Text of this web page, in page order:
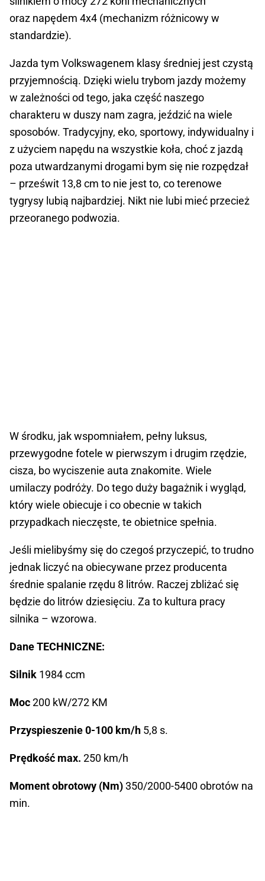
oraz napędem 4x4 (mechanizm różnicowy w
standardzie).
Jazda tym Volkswagenem klasy średniej jest czystą
przyjemnością. Dzięki wielu trybom jazdy możemy
w zależności od tego, jaka część naszego
charakteru w duszy nam zagra, jeździć na wiele
sposobów. Tradycyjny, eko, sportowy, indywidualny i
z użyciem napędu na wszystkie koła, choć z jazdą
poza utwardzanymi drogami bym się nie rozpędzał
– prześwit 13,8 cm to nie jest to, co terenowe
tygrysy lubią najbardziej. Nikt nie lubi mieć przecież
przeoranego podwozia.
W środku, jak wspomniałem, pełny luksus,
przewygodne fotele w pierwszym i drugim rzędzie,
cisza, bo wyciszenie auta znakomite. Wiele
umilaczy podróży. Do tego duży bagażnik i wygląd,
który wiele obiecuje i co obecnie w takich
przypadkach nieczęste, te obietnice spełnia.
Jeśli mielibyśmy się do czegoś przyczepić, to trudno
jednak liczyć na obiecywane przez producenta
średnie spalanie rzędu 8 litrów. Raczej zbliżać się
będzie do litrów dziesięciu. Za to kultura pracy
silnika – wzorowa.
Dane TECHNICZNE:
Silnik 1984 ccm
Moc200 kW/272 KM
Przyspieszenie 0-100 km/h 5,8 s.
Prędkość max. 250 km/h
Moment obrotowy (Nm)350/2000-5400 obrotów na
min.